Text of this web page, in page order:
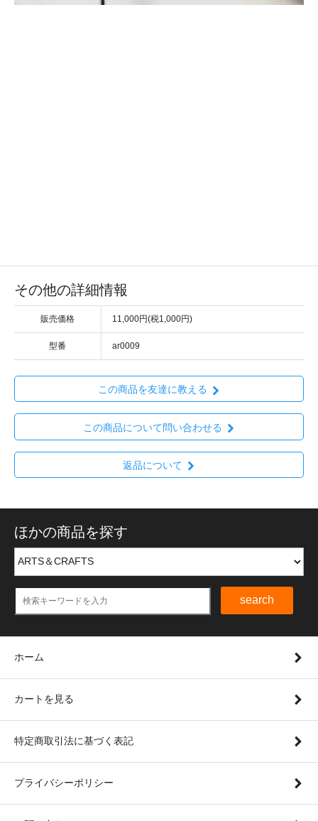
その他の詳細情報
販売価格 11,000円(税1,000円)
型番 ar0009
この商品を友達に教える
この商品について問い合わせる
返品について
ほかの商品を探す
search
ホーム
カートを見る
特定商取引法に基づく表記
プライバシーポリシー